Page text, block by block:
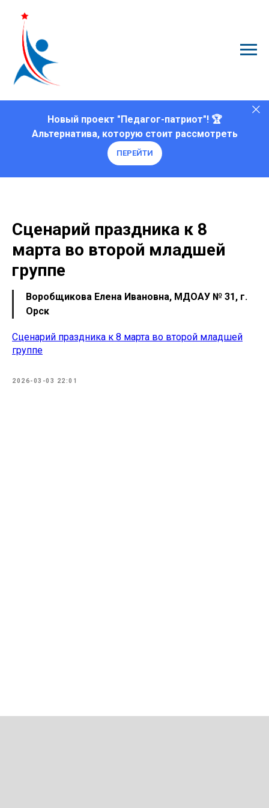
Новый проект "Педагог-патриот"! 🏆
Альтернатива, которую стоит рассмотреть
ПЕРЕЙТИ
Сценарий праздника к 8
марта во второй младшей
группе
Воробщикова Елена Ивановна, МДОАУ № 31, г.
Орск
Сценарий праздника к 8 марта во второй младшей
группе
2026-03-03 22:01